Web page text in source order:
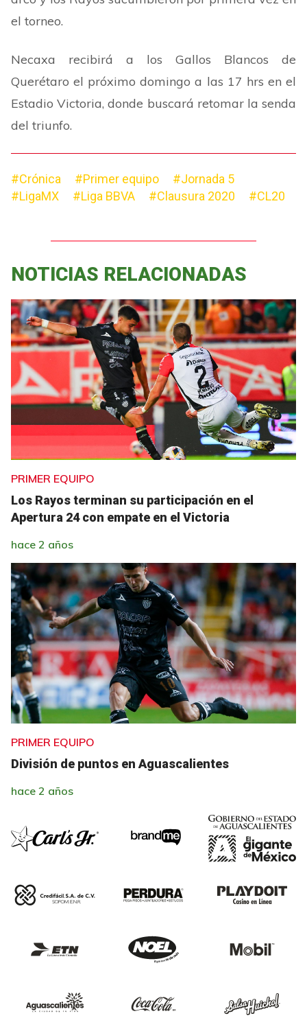
el torneo.
Necaxa recibirá a los Gallos Blancos de
Querétaro el próximo domingo a las 17 hrs en el
Estadio Victoria, donde buscará retomar la senda
del triunfo.
#Crónica #Primer equipo
#Jornada 5
#LigaMX
#Liga BBVA #Clausura 2020 #CL20
NOTICIAS RELACIONADAS
PRIMER EQUIPO
Los Rayos terminan su participación en el
Apertura 24 con empate en el Victoria
hace 2 años
PRIMER EQUIPO
División de puntos en Aguascalientes
hace 2 años